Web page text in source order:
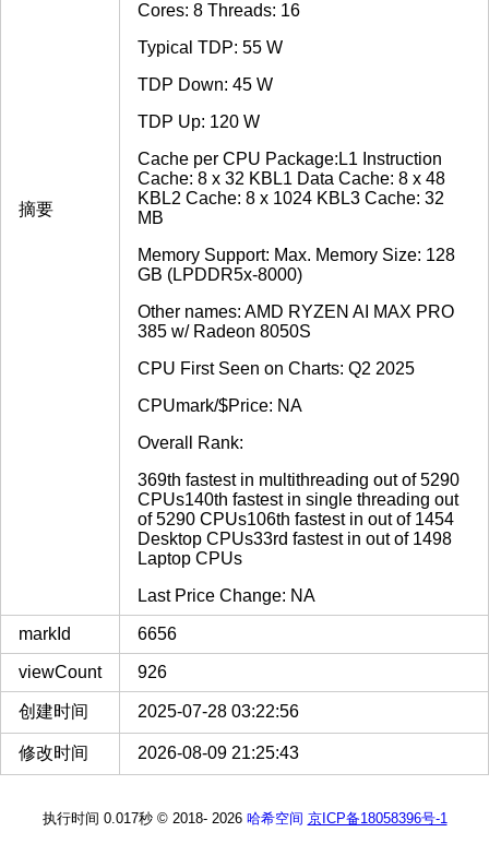
摘要
Cores: 8 Threads: 16
Typical TDP: 55 W
TDP Down: 45 W
TDP Up: 120 W
Cache per CPU Package:L1 Instruction
Cache: 8 x 32 KBL1 Data Cache: 8 x 48
KBL2 Cache: 8 x 1024 KBL3 Cache: 32
MB
Memory Support: Max. Memory Size: 128
GB (LPDDR5x-8000)
Other names: AMD RYZEN AI MAX PRO
385 w/ Radeon 8050S
CPU First Seen on Charts: Q2 2025
CPUmark/$Price: NA
Overall Rank:
369th fastest in multithreading out of 5290
CPUs140th fastest in single threading out
of 5290 CPUs106th fastest in out of 1454
Desktop CPUs33rd fastest in out of 1498
Laptop CPUs
Last Price Change: NA
markId 6656
viewCount 926
创建时间 2025-07-28 03:22:56
修改时间 2026-08-09 21:25:43
执行时间 0.017秒 © 2018- 2026 哈希空间 京ICP备18058396号-1